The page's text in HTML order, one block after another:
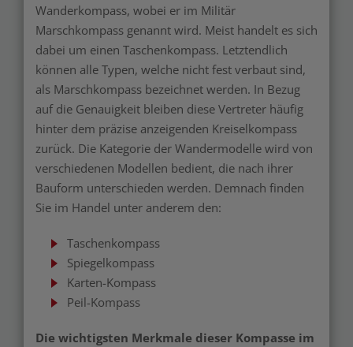
Wanderkompass, wobei er im Militär
Marschkompass genannt wird. Meist handelt es sich
dabei um einen Taschenkompass. Letztendlich
können alle Typen, welche nicht fest verbaut sind,
als Marschkompass bezeichnet werden. In Bezug
auf die Genauigkeit bleiben diese Vertreter häufig
hinter dem präzise anzeigenden Kreiselkompass
zurück. Die Kategorie der Wandermodelle wird von
verschiedenen Modellen bedient, die nach ihrer
Bauform unterschieden werden. Demnach finden
Sie im Handel unter anderem den:
Taschenkompass
Spiegelkompass
Karten-Kompass
Peil-Kompass
Die wichtigsten Merkmale dieser Kompasse im